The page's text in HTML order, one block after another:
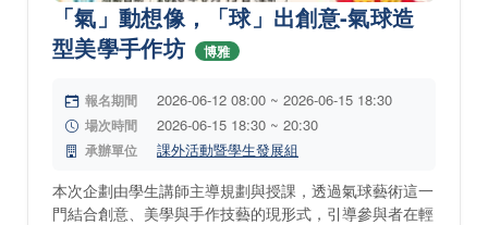
「氣」動想像，「球」出創意-氣球造
型美學手作坊
博雅
報名期間 2026-06-12 08:00 ~ 2026-06-15 18:30
場次時間 2026-06-15 18:30 ~ 20:30
承辦單位 課外活動暨學生發展組
本次企劃由學生講師主導規劃與授課，透過氣球藝術這一
門結合創意、美學與手作技藝的現形式，引導參與者在輕